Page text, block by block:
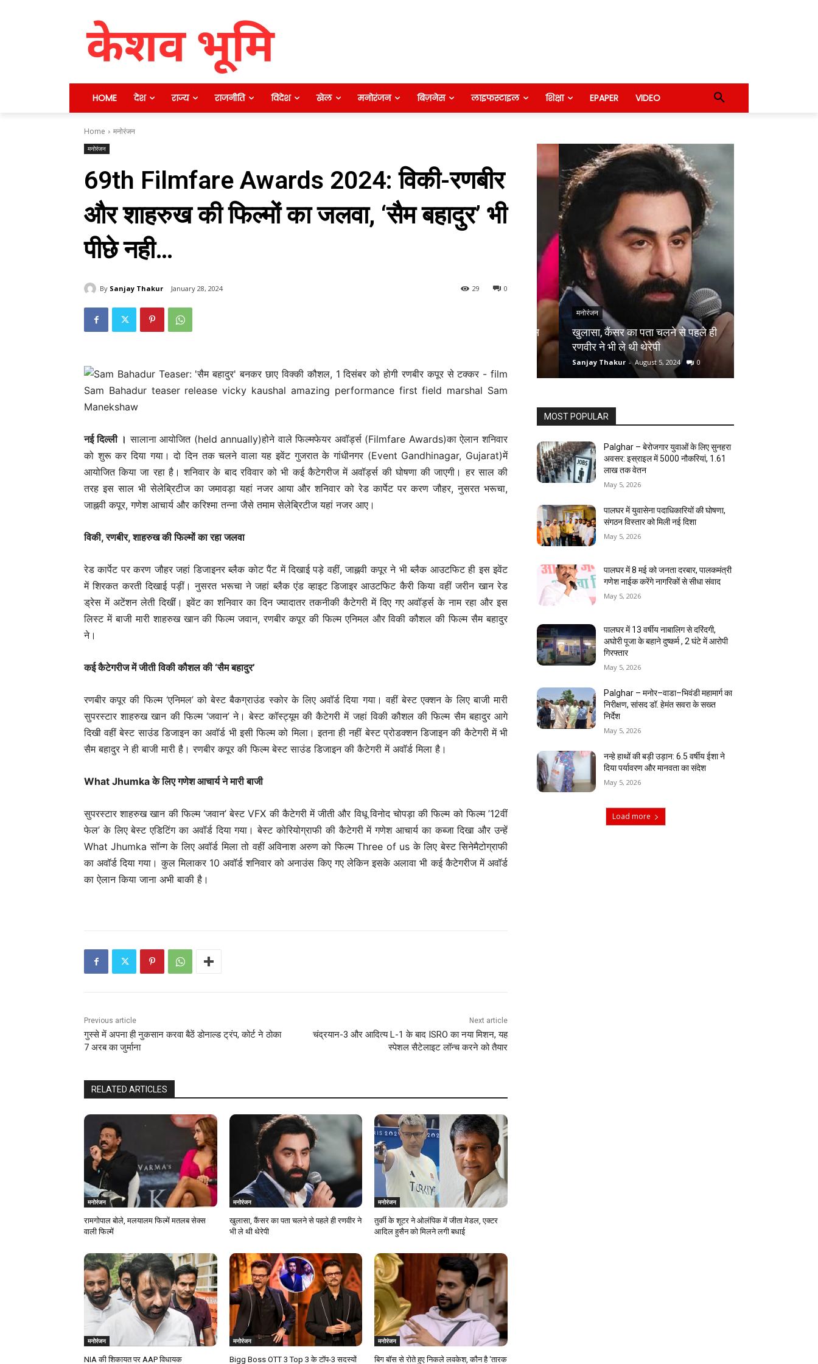
HOME देश राज्य राजनीति विदेश खेल मनोरंजन बिज़नेस लाइफस्टाइल शिक्षा EPAPER VIDEO
Home मनोरंजन
मनोरंजन
69th Filmfare Awards 2024: विकी-रणबीर
और शाहरुख की फिल्मों का जलवा, ‘सैम बहादुर’ भी
पीछे नही…
By Sanjay Thakur January 28, 2024 0
29
नई दिल्‍ली । सालाना आयोजित (held annually)होने वाले फिल्मफेयर अवॉर्ड्स (Filmfare Awards)का ऐलान शनिवार
को शुरू कर दिया गया। दो दिन तक चलने वाला यह इवेंट गुजरात के गांधीनगर (Event Gandhinagar, Gujarat)में
आयोजित किया जा रहा है। शनिवार के बाद रविवार को भी कई कैटेगरीज में अवॉर्ड्स की घोषणा की जाएगी। हर साल की
तरह इस साल भी सेलेब्रिटीज का जमावड़ा यहां नजर आया और शनिवार को रेड कार्पेट पर करण जौहर, नुसरत भरूचा,
जाह्नवी कपूर, गणेश आचार्य और करिश्मा तन्ना जैसे तमाम सेलेब्रिटीज यहां नजर आए।
विकी, रणबीर, शाहरुख की फिल्मों का रहा जलवा
रेड कार्पेट पर करण जौहर जहां डिजाइनर ब्लैक कोट पैंट में दिखाई पड़े वहीं, जाह्नवी कपूर ने भी ब्लैक आउटफिट ही इस इवेंट
में शिरकत करती दिखाई पड़ीं। नुसरत भरूचा ने जहां ब्लैक एंड व्हाइट डिजाइर आउटफिट कैरी किया वहीं जरीन खान रेड
ड्रेस में अटेंशन लेती दिखीं। इवेंट का शनिवार का दिन ज्यादातर तकनीकी कैटेगरी में दिए गए अवॉर्ड्स के नाम रहा और इस
लिस्ट में बाजी मारी शाहरुख खान की फिल्म जवान, रणबीर कपूर की फिल्म एनिमल और विकी कौशल की फिल्म सैम बहादुर
ने।
कई कैटेगरीज में जीती विकी कौशल की ‘सैम बहादुर’
रणबीर कपूर की फिल्म ‘एनिमल’ को बेस्ट बैकग्राउंड स्कोर के लिए अवॉर्ड दिया गया। वहीं बेस्ट एक्शन के लिए बाजी मारी
सुपरस्टार शाहरुख खान की फिल्म ‘जवान’ ने। बेस्ट कॉस्ट्यूम की कैटेगरी में जहां विकी कौशल की फिल्म सैम बहादुर आगे
दिखी वहीं बेस्ट साउंड डिजाइन का अवॉर्ड भी इसी फिल्म को मिला। इतना ही नहीं बेस्ट प्रोडक्शन डिजाइन की कैटेगरी में भी
सैम बहादुर ने ही बाजी मारी है। रणबीर कपूर की फिल्म बेस्ट साउंड डिजाइन की कैटेगरी में अवॉर्ड मिला है।
What Jhumka के लिए गणेश आचार्य ने मारी बाजी
सुपरस्टार शाहरुख खान की फिल्म ‘जवान’ बेस्ट VFX की कैटेगरी में जीती और विधू विनोद चोपड़ा की फिल्म को फिल्म ’12वीं
फेल’ के लिए बेस्ट एडिटिंग का अवॉर्ड दिया गया। बेस्ट कोरियोग्राफी की कैटेगरी में गणेश आचार्य का कब्जा दिखा और उन्हें
What Jhumka सॉन्ग के लिए अवॉर्ड मिला तो वहीं अविनाश अरुण को फिल्म Three of us के लिए बेस्ट सिनेमैटोग्राफी
का अवॉर्ड दिया गया। कुल मिलाकर 10 अवॉर्ड शनिवार को अनाउंस किए गए लेकिन इसके अलावा भी कई कैटेगरीज में अवॉर्ड
का ऐलान किया जाना अभी बाकी है।
Previous article
गुस्से में अपना ही नुकसान करवा बैठें डोनाल्ड ट्रंप, कोर्ट ने ठोका
7 अरब का जुर्माना
Next article
चंद्रयान-3 और आदित्य L-1 के बाद ISRO का नया मिशन, यह
स्पेशल सैटेलाइट लॉन्च करने को तैयार
RELATED ARTICLES
मनोरंजन
रामगोपाल बोले, मलयालम फिल्में मतलब सेक्स
वाली फिल्में
मनोरंजन
खुलासा, कैंसर का पता चलने से पहले ही रणवीर ने
भी ले थी थेरेपी
मनोरंजन
तुर्की के शूटर ने ओलंपिक में जीता मेडल, एक्टर
आदिल हुसैन को मिलने लगी बधाई
मनोरंजन
NIA की शिकायत पर AAP विधायक
मनोरंजन
Bigg Boss OTT 3 Top 3 के टॉप-3 सदस्यों
मनोरंजन
बिग बॉस से रोते हुए निकले लवकेश, कौन है ‘तारक
मनोरंजन
खुलासा, कैंसर का पता चलने से पहले ही
रणवीर ने भी ले थी थेरेपी
Sanjay Thakur - August 5, 2024 0
MOST POPULAR
Palghar – बेरोजगार युवाओं के लिए सुनहरा
अवसर: इस्राइल में 5000 नौकरियां, ₹1.61
लाख तक वेतन
May 5, 2026
पालघर में युवासेना पदाधिकारियों की घोषणा,
संगठन विस्तार को मिली नई दिशा
May 5, 2026
पालघर में 8 मई को जनता दरबार, पालकमंत्री
गणेश नाईक करेंगे नागरिकों से सीधा संवाद
May 5, 2026
पालघर में 13 वर्षीय नाबालिग से दरिंदगी,
अघोरी पूजा के बहाने दुष्कर्म , 2 घंटे में आरोपी
गिरफ्तार
May 5, 2026
Palghar – मनोर–वाडा–भिवंडी महामार्ग का
निरीक्षण, सांसद डॉ. हेमंत सवरा के सख्त
निर्देश
May 5, 2026
नन्हे हाथों की बड़ी उड़ान: 6.5 वर्षीय ईशा ने
दिया पर्यावरण और मानवता का संदेश
May 5, 2026
Load more